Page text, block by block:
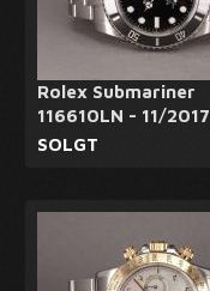
Rolex Submariner
116610LN - 11/2017
SOLGT